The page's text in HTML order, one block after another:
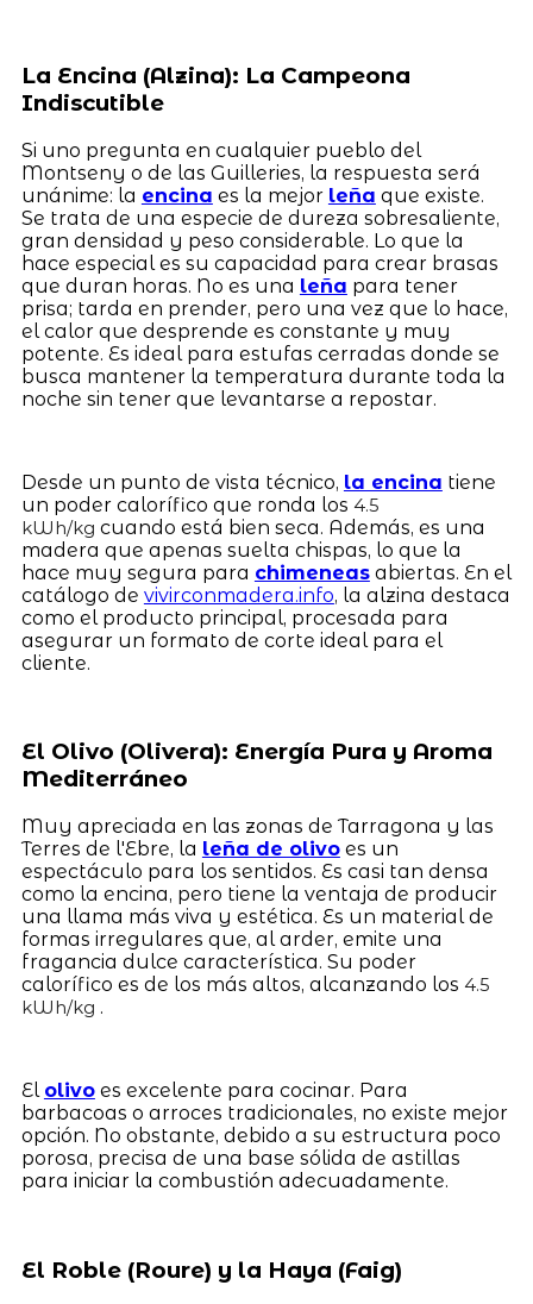
La Encina (Alzina): La Campeona
Indiscutible
Si uno pregunta en cualquier pueblo del
Montseny o de las Guilleries, la respuesta será
unánime: la encina es la mejor leña que existe.
Se trata de una especie de dureza sobresaliente,
gran densidad y peso considerable. Lo que la
hace especial es su capacidad para crear brasas
que duran horas. No es una leña para tener
prisa; tarda en prender, pero una vez que lo hace,
el calor que desprende es constante y muy
potente. Es ideal para estufas cerradas donde se
busca mantener la temperatura durante toda la
noche sin tener que levantarse a repostar.
Desde un punto de vista técnico, la encina tiene
un poder calorífico que ronda los 4.5
kWh/kg cuando está bien seca. Además, es una
madera que apenas suelta chispas, lo que la
hace muy segura para chimeneasabiertas. En el
catálogo de vivirconmadera.info, la alzina destaca
como el producto principal, procesada para
asegurar un formato de corte ideal para el
cliente.
El Olivo (Olivera): Energía Pura y Aroma
Mediterráneo
Muy apreciada en las zonas de Tarragona y las
Terres de l'Ebre, la leña de olivoes un
espectáculo para los sentidos. Es casi tan densa
como la encina, pero tiene la ventaja de producir
una llama más viva y estética. Es un material de
formas irregulares que, al arder, emite una
fragancia dulce característica. Su poder
calorífico es de los más altos, alcanzando los 4.5
kWh/kg .
El olivoes excelente para cocinar. Para
barbacoas o arroces tradicionales, no existe mejor
opción. No obstante, debido a su estructura poco
porosa, precisa de una base sólida de astillas
para iniciar la combustión adecuadamente.
El Roble (Roure) y la Haya (Faig)